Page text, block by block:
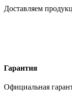
Доставляем
Гарантия
Официальная